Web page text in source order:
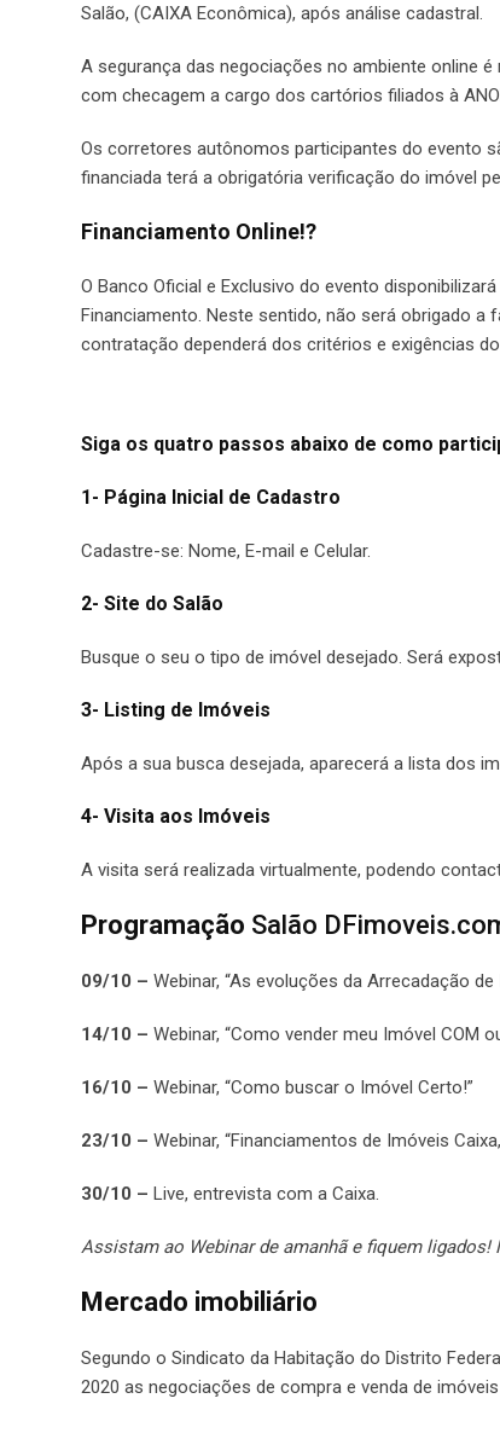
Salão, (CAIXA Econômica), após análise cadastral.
A segurança das negociações no ambiente online
com checagem a cargo dos cartórios filiados à
Os corretores autônomos participantes do evento
financiada terá a obrigatória verificação do imóvel
Financiamento Online!?
O Banco Oficial e Exclusivo do evento
Financiamento. Neste sentido, não será obrigado
contratação dependerá dos critérios e exigências
Siga os quatro passos abaixo de como
1- Página Inicial de Cadastro
Cadastre-se: Nome, E-mail e Celular.
2- Site do Salão
Busque o seu o tipo de imóvel desejado. Será
3- Listing de Imóveis
Após a sua busca desejada, aparecerá a lista dos
4- Visita aos Imóveis
A visita será realizada virtualmente, podendo
Programação Salão
09/10 – Webinar, “As evoluções da Arrecadação
14/10 – Webinar, “Como vender meu Imóvel COM
16/10 – Webinar, “Como buscar o Imóvel Certo!”
23/10 – Webinar, “Financiamentos de Imóveis
30/10 – Live, entrevista com a Caixa.
Assistam ao Webinar de amanhã e fiquem
Mercado imobiliário
Segundo o Sindicato da Habitação do Distrito
2020 as negociações de compra e venda de